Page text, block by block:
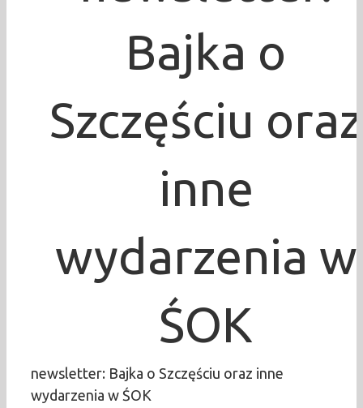
Bajka o
Szczęściu oraz
inne
wydarzenia w
ŚOK
newsletter: Bajka o Szczęściu oraz inne
wydarzenia w ŚOK